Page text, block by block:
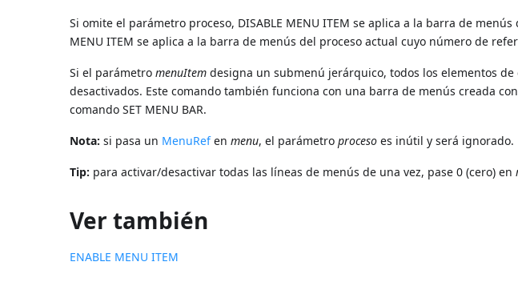
Si omite el parámetro proceso, DISABLE MENU ITEM se aplica a la barra de
MENU ITEM se aplica a la barra de menús del proceso actual cuyo número de
Si el parámetromenuItem designa un submenú jerárquico, todos los elementos
desactivados. Este comando también funciona con una barra de menús creada
comando SET MENU BAR.
Nota: si pasa un MenuRefenmenu, el parámetroproceso es inútil y será ignorado.
Tip: para activar/desactivar todas las líneas de menús de una vez, pase 0 (cero) en
Ver también
ENABLE MENU ITEM